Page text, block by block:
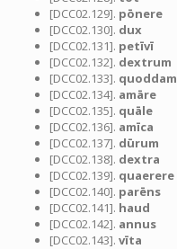
[DCC02.129]. pōnere
[DCC02.130]. dux
[DCC02.131]. petīvī
[DCC02.132]. dextrum
[DCC02.133]. quoddam
[DCC02.134]. amāre
[DCC02.135]. quāle
[DCC02.136]. amīca
[DCC02.137]. dūrum
[DCC02.138]. dextra
[DCC02.139]. quaerere
[DCC02.140]. parēns
[DCC02.141]. haud
[DCC02.142]. annus
[DCC02.143]. vīta